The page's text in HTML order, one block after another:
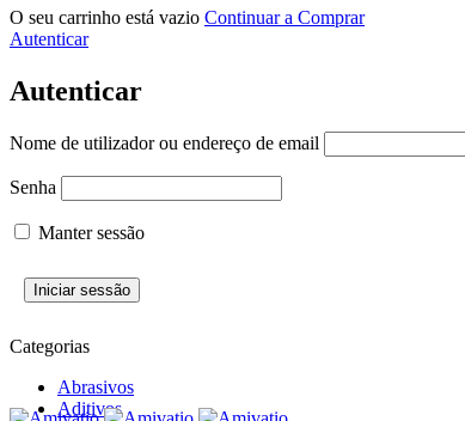
O seu carrinho está vazio Continuar a Comprar
Autenticar
Autenticar
Nome de utilizador ou endereço de email
Senha
Manter sessão
Categorias
Abrasivos
Aditivos